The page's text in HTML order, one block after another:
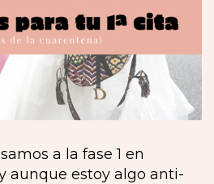
a la fase 1 en
aunque estoy algo anti-